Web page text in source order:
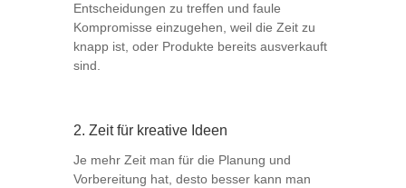
Entscheidungen zu treffen und faule
Kompromisse einzugehen, weil die Zeit zu
knapp ist, oder Produkte bereits ausverkauft
sind.
2. Zeit für kreative Ideen
Je mehr Zeit man für die Planung und
Vorbereitung hat, desto besser kann man